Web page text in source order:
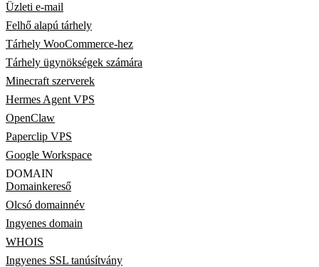
Üzleti e-mail
Felhő alapú tárhely
Tárhely WooCommerce-hez
Tárhely ügynökségek számára
Minecraft szerverek
Hermes Agent VPS
OpenClaw
Paperclip VPS
Google Workspace
DOMAIN
Domainkereső
Olcsó domainnév
Ingyenes domain
WHOIS
Ingyenes SSL tanúsítvány